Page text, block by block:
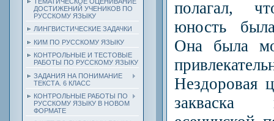
ДОСТИЖЕНИЙ УЧЕНИКОВ ПО
РУССКОМУ ЯЗЫКУ
ЛИНГВИСТИЧЕСКИЕ ЗАДАЧКИ
КИМ ПО РУССКОМУ ЯЗЫКУ
КОНТРОЛЬНЫЕ И ТЕСТОВЫЕ
РАБОТЫ ПО РУССКОМУ ЯЗЫКУ
ЗАДАНИЯ НА ПОНИМАНИЕ
ТЕКСТА. 6 КЛАСС
КОНТРОЛЬНЫЕ РАБОТЫ ПО
РУССКОМУ ЯЗЫКУ В НОВОМ
ФОРМАТЕ
полагал,
юность
Она была
Нездоровая
закваска